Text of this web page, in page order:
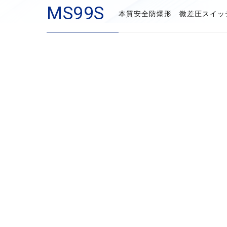
MS99S 本質安全防爆形 微差圧スイッ